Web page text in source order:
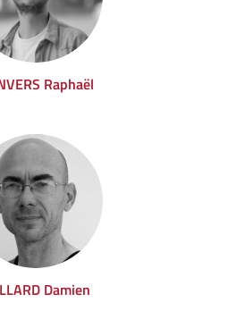
Raphaël
Damien